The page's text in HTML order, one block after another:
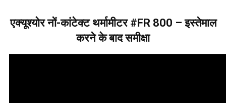
एक्यूश्योर नों-कांटेक्ट थर्मामीटर #FR 800 – इस्तेमाल
करने के बाद समीक्षा